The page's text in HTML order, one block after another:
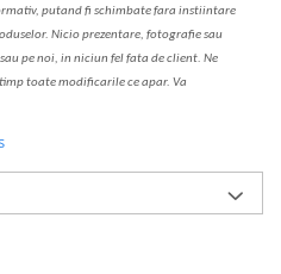
putand fi schimbate fara instiintare
Nicio prezentare, fotografie sau
pe noi, in niciun fel fata de client. Ne
toate modificarile ce apar. Va